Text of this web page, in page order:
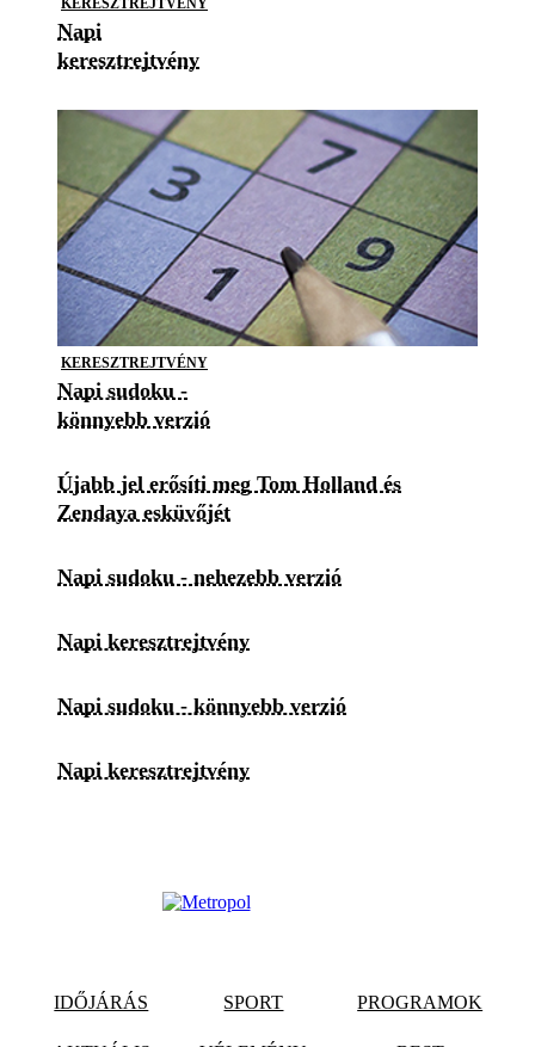
Napi
keresztrejtvény
KERESZTREJTVÉNY
Napi sudoku -
könnyebb verzió
Újabb jel erősíti meg Tom Holland és
Zendaya esküvőjét
Napi sudoku - nehezebb verzió
Napi keresztrejtvény
Napi sudoku - könnyebb verzió
Napi keresztrejtvény
IDŐJÁRÁS SPORT PROGRAMOK